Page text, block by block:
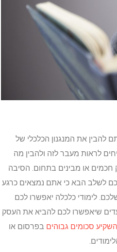
את המנגנון הכלכלי של
לראות מעבר לזה ולהבין מה
חכמים או מבינים בתחום. הסיבה
לשלב הבא כי אתם נמצאים כרגע
לימודי כלכלה יאפשרו לכם
שיאפשרו לכם להביא את העסק
סכומים גבוהים בפרסום או